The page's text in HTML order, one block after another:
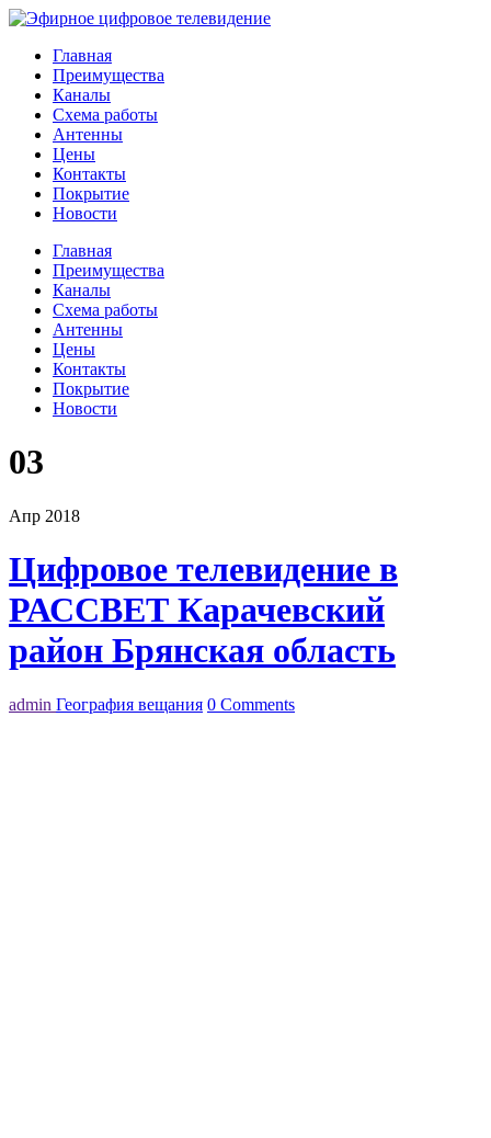
Главная
Преимущества
Каналы
Схема работы
Антенны
Цены
Контакты
Покрытие
Новости
Главная
Преимущества
Каналы
Схема работы
Антенны
Цены
Контакты
Покрытие
Новости
03
Апр 2018
Цифровое телевидение в
РАССВЕТ Карачевский
район Брянская область
admin География вещания 0 Comments